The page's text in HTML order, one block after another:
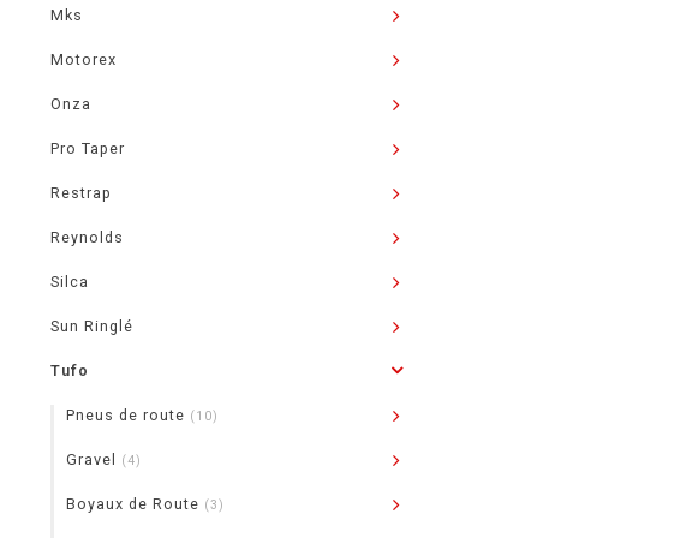
Mks
Motorex
Onza
Pro Taper
Restrap
Reynolds
Silca
Sun Ringlé
Tufo
Pneus de route (10)
Gravel (4)
Boyaux de Route (3)